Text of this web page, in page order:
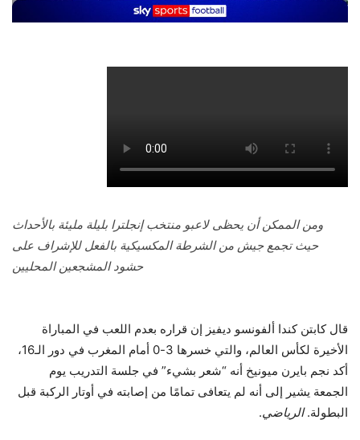
ومن الممكن أن يحظى لاعبو منتخب إنجلترا بليلة مليئة بالأحداث
حيث تجمع جيش من الشرطة المكسيكية بالفعل للإشراف على
حشود المشجعين المحليين
قال كابتن كندا ألفونسو ديفيز إن قراره بعدم اللعب في المباراة
الأخيرة لكأس العالم، والتي خسرها 3-0 أمام المغرب في دور الـ16،
أكد نجم بايرن ميونيخ أنه “شعر بشيء” في جلسة التدريب يوم
الجمعة يشير إلى أنه لم يتعافى تمامًا من إصابته في أوتار الركبة قبل
البطولة.الرياضي.